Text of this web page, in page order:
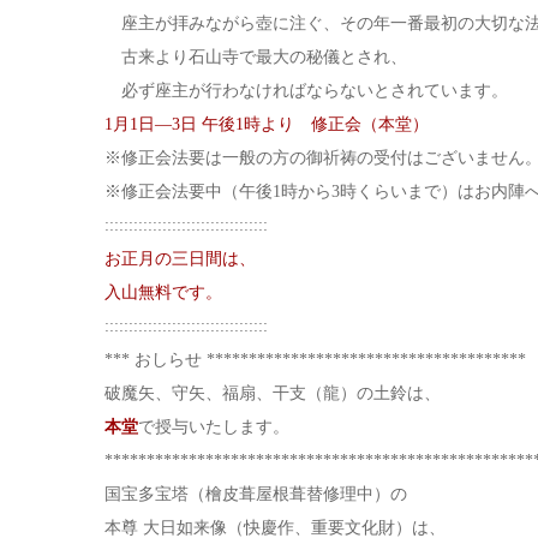
座主が拝みながら壺に注ぐ、その年一番最初の大切な法
古来より石山寺で最大の秘儀とされ、
必ず座主が行わなければならないとされています。
1月1日―3日 午後1時より 修正会（本堂）
※修正会法要は一般の方の御祈祷の受付はございません。
※修正会法要中（午後1時から3時くらいまで）はお内陣
::::::::::::::::::::::::::::::::::
お正月の三日間は、
入山無料です。
::::::::::::::::::::::::::::::::::
*** おしらせ **************************************
破魔矢、守矢、福扇、干支（龍）の土鈴は、
本堂で授与いたします。
国宝多宝塔（檜皮葺屋根葺替修理中）の
本尊 大日如来像（快慶作、重要文化財）は、